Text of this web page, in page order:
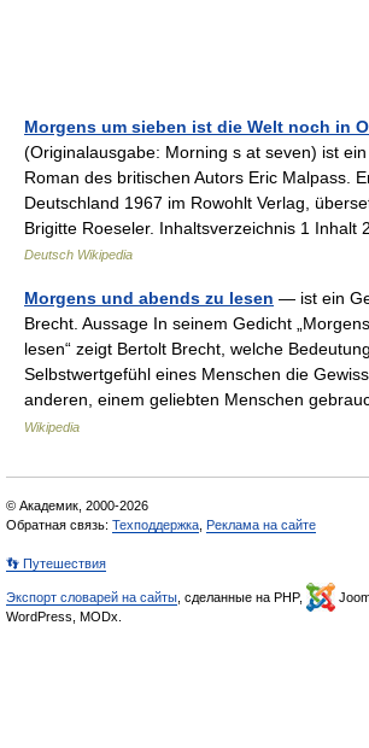
Morgens um sieben ist die Welt noch in
(Originalausgabe: Morning s at seven) ist
Roman des britischen Autors Eric Malpass.
Deutschland 1967 im Rowohlt Verlag,
Brigitte Roeseler. Inhaltsverzeichnis 1
Deutsch Wikipedia
Morgens und abends zu lesen — ist ein
Brecht. Aussage In seinem Gedicht
lesen“ zeigt Bertolt Brecht, welche
Selbstwertgefühl eines Menschen die
anderen, einem geliebten Menschen
Wikipedia
© Академик, 2000-2026
Обратная связь: Техподдержка Реклама на сайте
👣 Путешествия
Экспорт словарей на сайты , сделанные на PHP,
WordPress, MODx.